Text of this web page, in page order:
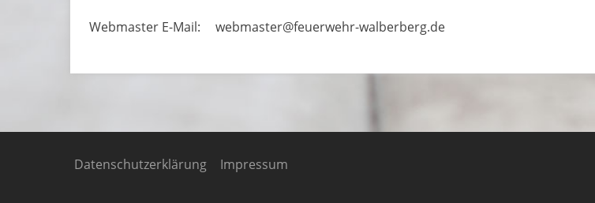
Webmaster E-Mail: webmaster@feuerwehr-walberberg.de
Datenschutzerklärung Impressum